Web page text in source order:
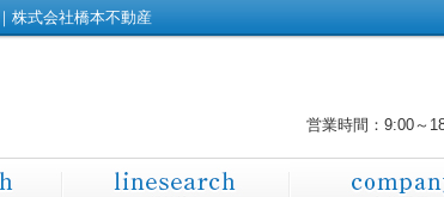
株式会社橋本不動産
営業時間：9:00～